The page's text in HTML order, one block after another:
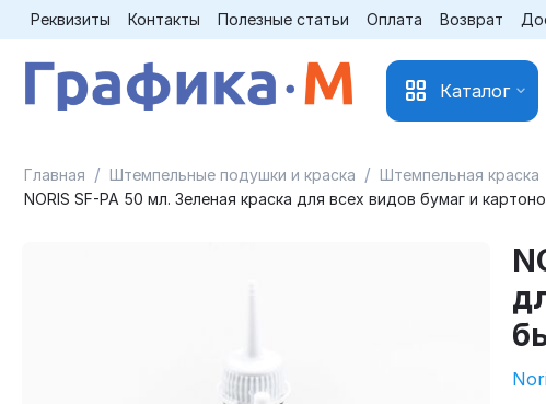
Реквизиты Контакты Полезные статьи Оплата Возврат
Каталог
Главная / Штемпельные подушки и краска / Штемпельная краска
NORIS SF-PA 50 мл. Зеленая краска для всех видов бумаг и